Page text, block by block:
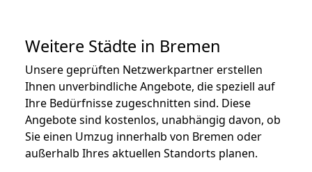
Weitere Städte in Bremen
Unsere geprüften Netzwerkpartner erstellen
Ihnen unverbindliche Angebote, die speziell auf
Ihre Bedürfnisse zugeschnitten sind. Diese
Angebote sind kostenlos, unabhängig davon, ob
Sie einen Umzug innerhalb von Bremen oder
außerhalb Ihres aktuellen Standorts planen.